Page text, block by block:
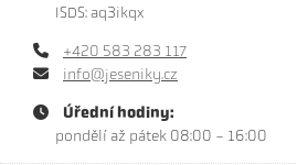
ISDS: aq3ikqx
+420 583 283 117
info@jeseniky.cz
Úřední hodiny:
pondělí až pátek 08:00 - 16:00